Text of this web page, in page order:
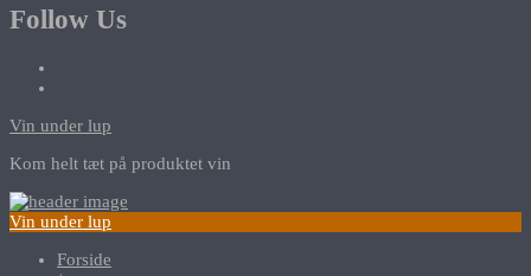
Follow Us
Vin under lup
Kom helt tæt på produktet vin
Vin under lup
Forside